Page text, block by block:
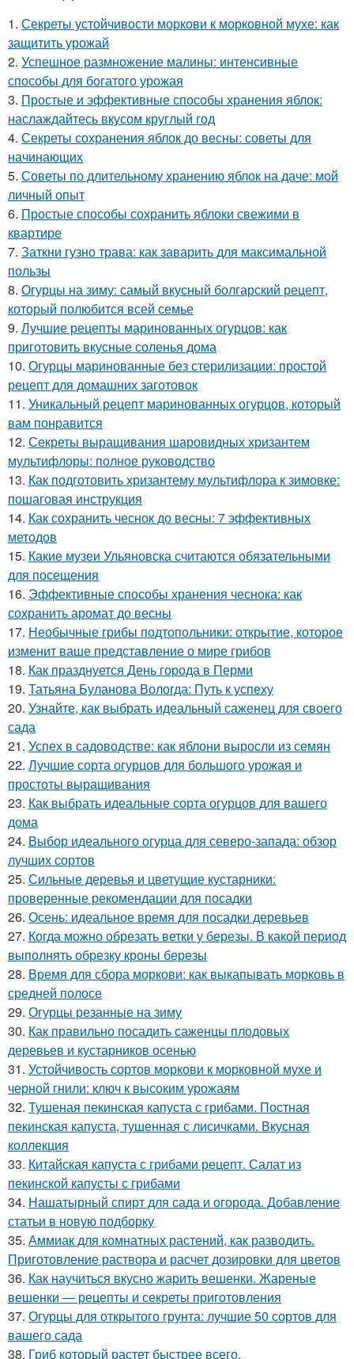
1. Секреты устойчивости моркови к морковной мухе: как
защитить урожай
2. Успешное размножение малины: интенсивные
способы для богатого урожая
3. Простые и эффективные способы хранения яблок:
наслаждайтесь вкусом круглый год
4. Секреты сохранения яблок до весны: советы для
начинающих
5. Советы по длительному хранению яблок на даче: мой
личный опыт
6. Простые способы сохранить яблоки свежими в
квартире
7. Заткни гузно трава: как заварить для максимальной
пользы
8. Огурцы на зиму: самый вкусный болгарский рецепт,
который полюбится всей семье
9. Лучшие рецепты маринованных огурцов: как
приготовить вкусные соленья дома
10. Огурцы маринованные без стерилизации: простой
рецепт для домашних заготовок
11. Уникальный рецепт маринованных огурцов, который
вам понравится
12. Секреты выращивания шаровидных хризантем
мультифлоры: полное руководство
13. Как подготовить хризантему мультифлора к зимовке:
пошаговая инструкция
14. Как сохранить чеснок до весны: 7 эффективных
методов
15. Какие музеи Ульяновска считаются обязательными
для посещения
16. Эффективные способы хранения чеснока: как
сохранить аромат до весны
17. Необычные грибы подтопольники: открытие, которое
изменит ваше представление о мире грибов
18. Как празднуется День города в Перми
19. Татьяна Буланова Вологда: Путь к успеху
20. Узнайте, как выбрать идеальный саженец для своего
сада
21. Успех в садоводстве: как яблони выросли из семян
22. Лучшие сорта огурцов для большого урожая и
простоты выращивания
23. Как выбрать идеальные сорта огурцов для вашего
дома
24. Выбор идеального огурца для северо-запада: обзор
лучших сортов
25. Сильные деревья и цветущие кустарники:
проверенные рекомендации для посадки
26. Осень: идеальное время для посадки деревьев
27. Когда можно обрезать ветки у березы. В какой период
выполнять обрезку кроны березы
28. Время для сбора моркови: как выкапывать морковь в
средней полосе
29. Огурцы резанные на зиму
30. Как правильно посадить саженцы плодовых
деревьев и кустарников осенью
31. Устойчивость сортов моркови к морковной мухе и
черной гнили: ключ к высоким урожаям
32. Тушеная пекинская капуста с грибами. Постная
пекинская капуста, тушенная с лисичками. Вкусная
коллекция
33. Китайская капуста с грибами рецепт. Салат из
пекинской капусты с грибами
34. Нашатырный спирт для сада и огорода. Добавление
статьи в новую подборку
35. Аммиак для комнатных растений, как разводить.
Приготовление раствора и расчет дозировки для цветов
36. Как научиться вкусно жарить вешенки. Жареные
вешенки — рецепты и секреты приготовления
37. Огурцы для открытого грунта: лучшие 50 сортов для
вашего сада
38. Гриб который растет быстрее всего.